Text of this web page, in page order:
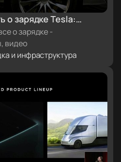
о зарядке Tesla:
видеоинструкции
о зарядке -
видео
и инфраструктура